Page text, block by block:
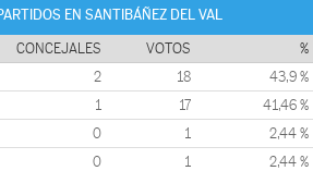
EN SANTIBÁÑEZ DEL VAL
CONCEJALES VOTOS %
2 18 43,9 %
1 17 41,46 %
0 1 2,44 %
0 1 2,44 %